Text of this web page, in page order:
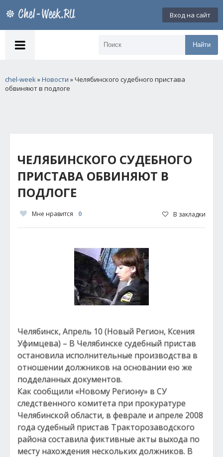
Вход на сайт
Найти
chel-week»Новости » Челябинского судебного пристава
обвиняют в подлоге
ЧЕЛЯБИНСКОГО СУДЕБНОГО
ПРИСТАВА ОБВИНЯЮТ В
ПОДЛОГЕ
Мне нравится 0 В закладки
Челябинск, Апрель 10 (Новый Регион, Ксения
Уфимцева) – В Челябинске судебный пристав
остановила исполнительные производства в
отношении должников на основании ею же
подделанных документов.
Как сообщили «Новому Региону» в СУ
следственного комитета при прокуратуре
Челябинской области, в феврале и апреле 2008
года судебный пристав Тракторозаводского
района составила фиктивные акты выхода по
месту нахождения нескольких должников. В